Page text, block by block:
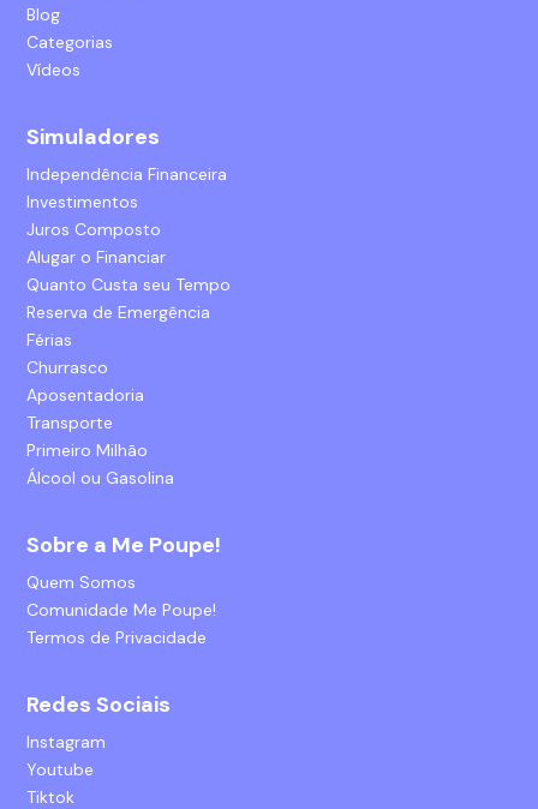
Blog
Categorias
Vídeos
Simuladores
Independência Financeira
Investimentos
Juros Composto
Alugar o Financiar
Quanto Custa seu Tempo
Reserva de Emergência
Férias
Churrasco
Aposentadoria
Transporte
Primeiro Milhão
Álcool ou Gasolina
Sobre a Me Poupe!
Quem Somos
Comunidade Me Poupe!
Termos de Privacidade
Redes Sociais
Instagram
Youtube
Tiktok